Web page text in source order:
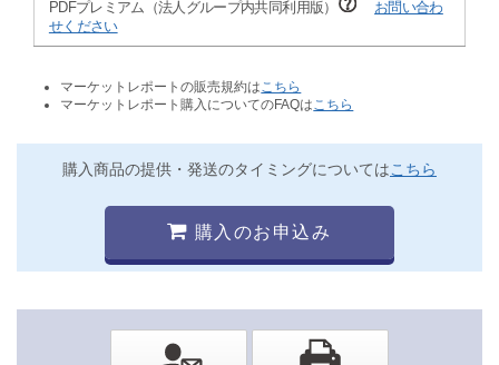
PDFプレミアム（法人グループ内共同利用版）
お問い合わ
せください
マーケットレポートの販売規約は こちら
マーケットレポート購入についてのFAQは こちら
購入商品の提供・発送のタイミングについてはこちら
購入のお申込み